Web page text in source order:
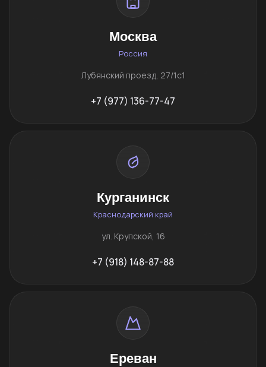
Москва
Россия
Лубянский проезд, 27/1с1
+7 (977) 136-77-47
Курганинск
Краснодарский край
ул. Крупской, 16
+7 (918) 148-87-88
Ереван